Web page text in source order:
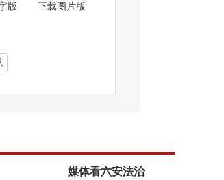
版 下载图片版
媒体看六安法治